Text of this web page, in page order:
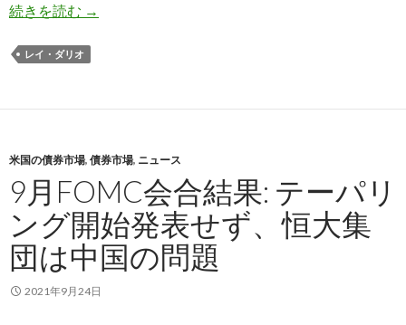
続きを読む 世界最大のヘッジファンド: アメリカはテーパリ
→
レイ・ダリオ
米国の債券市場, 債券市場, ニュース
9月FOMC会合結果: テーパリ
ング開始発表せず、恒大集
団は中国の問題
2021年9月24日